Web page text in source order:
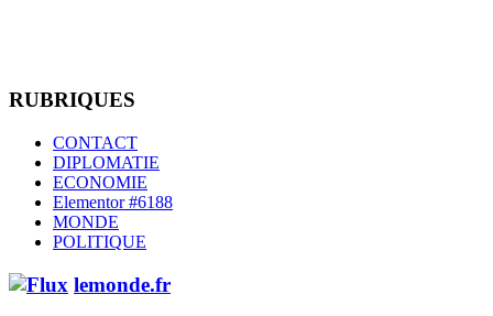
RUBRIQUES
CONTACT
DIPLOMATIE
ECONOMIE
Elementor #6188
MONDE
POLITIQUE
lemonde.fr